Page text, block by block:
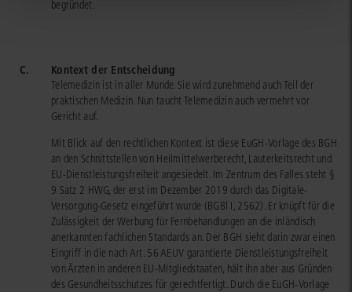
begründet.
C. Kontext der Entscheidung
Telemedizin ist in aller Munde. Sie wird zunehmend auch Teil der
praktischen Medizin. Nun taucht Telemedizin auch vermehrt vor
Gericht auf.
Mit Blick auf den rechtlichen Kontext ist diese EuGH-Vorlage des BGH
an den Schnittstellen von Heilmittelwerberecht, Lauterkeitsrecht und
EU-Dienstleistungsfreiheit angesiedelt. Im Zentrum des Falles steht §
9 Satz 2 HWG, der erst im Dezember 2019 durch das Digitale-
Versorgung-Gesetz eingeführt wurde (BGBl I, 2562). Er knüpft für die
Zulässigkeit der Werbung für Fernbehandlungen an die inländisch
anerkannten fachlichen Standards an. Der BGH sieht darin zwar einen
Eingriff in die nach Art. 56 AEUV garantierte Dienstleistungsfreiheit
von Ärzten in anderen EU-Mitgliedstaaten, hält ihn aber aus Gründen
des Gesundheitsschutzes für gerechtfertigt. Durch die EuGH-Vorlage